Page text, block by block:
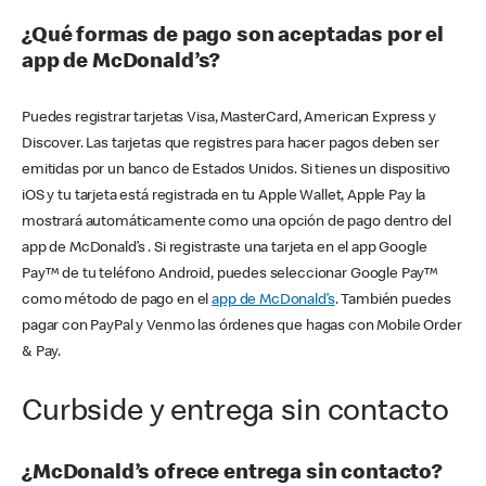
¿Qué formas de pago son aceptadas por el
app de McDonald’s?
Puedes registrar tarjetas Visa, MasterCard, American Express y
Discover. Las tarjetas que registres para hacer pagos deben ser
emitidas por un banco de Estados Unidos. Si tienes un dispositivo
iOS y tu tarjeta está registrada en tu Apple Wallet, Apple Pay la
mostrará automáticamente como una opción de pago dentro del
app de McDonald’s . Si registraste una tarjeta en el app Google
Pay™ de tu teléfono Android, puedes seleccionar Google Pay™
como método de pago en elapp de McDonald’s. También puedes
pagar con PayPal y Venmo las órdenes que hagas con Mobile Order
& Pay.
Curbside y entrega sin contacto
¿McDonald’s ofrece entrega sin contacto?